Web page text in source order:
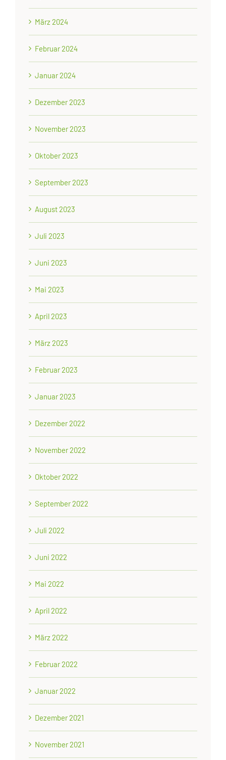
März 2024
Februar 2024
Januar 2024
Dezember 2023
November 2023
Oktober 2023
September 2023
August 2023
Juli 2023
Juni 2023
Mai 2023
April 2023
März 2023
Februar 2023
Januar 2023
Dezember 2022
November 2022
Oktober 2022
September 2022
Juli 2022
Juni 2022
Mai 2022
April 2022
März 2022
Februar 2022
Januar 2022
Dezember 2021
November 2021